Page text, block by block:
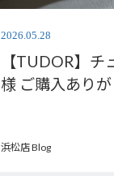
2026.05.28
【TUDOR】チ
様 ご購入あり
浜松店 Blog